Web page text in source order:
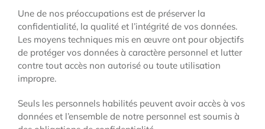
Une de nos préoccupations est de préserver la
confidentialité, la qualité et l’intégrité de vos données.
Les moyens techniques mis en œuvre ont pour objectifs
de protéger vos données à caractère personnel et lutter
contre tout accès non autorisé ou toute utilisation
impropre.
Seuls les personnels habilités peuvent avoir accès à vos
données et l’ensemble de notre personnel est soumis à